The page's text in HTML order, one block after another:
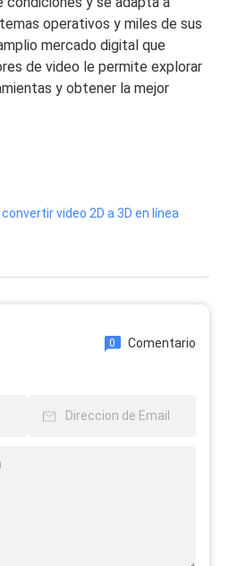
operativos y miles de sus
mercado digital que
de video le permite explorar
y obtener la mejor
video 2D a 3D en línea
0 Comentario